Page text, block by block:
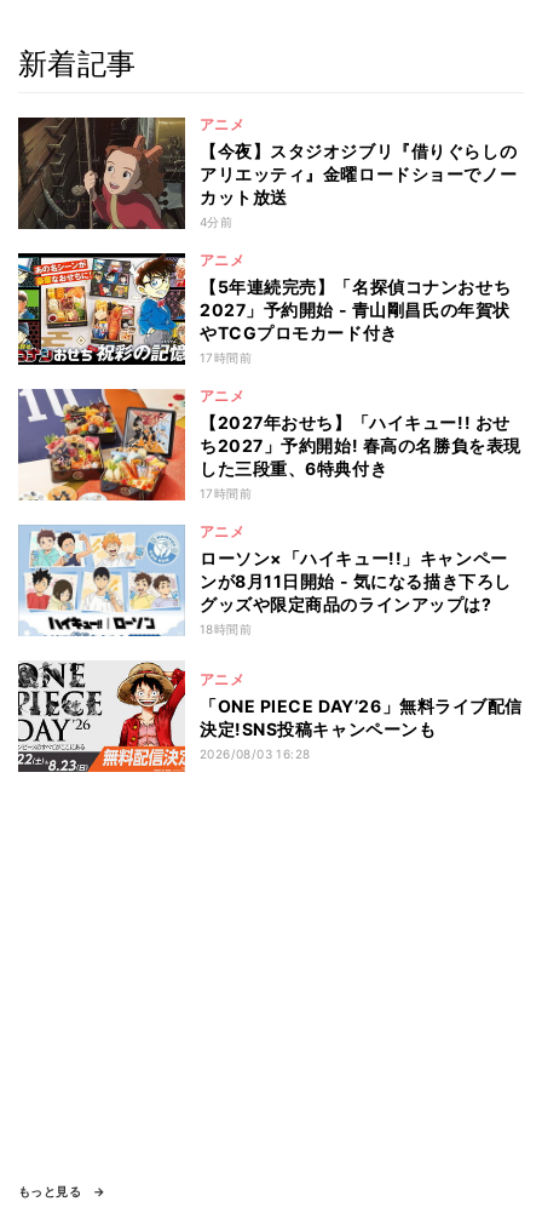
新着記事
アニメ
【今夜】スタジオジブリ『借りぐらしの
アリエッティ』金曜ロードショーでノー
カット放送
4分前
アニメ
【5年連続完売】「名探偵コナンおせち
2027」予約開始 - 青山剛昌氏の年賀状
やTCGプロモカード付き
17時間前
アニメ
【2027年おせち】「ハイキュー!! おせ
ち2027」予約開始! 春高の名勝負を表現
した三段重、6特典付き
17時間前
アニメ
ローソン×「ハイキュー!!」キャンペー
ンが8月11日開始 - 気になる描き下ろし
グッズや限定商品のラインアップは?
18時間前
アニメ
「ONE PIECE DAY’26」無料ライブ配信
決定!SNS投稿キャンペーンも
2026/08/03 16:28
もっと見る